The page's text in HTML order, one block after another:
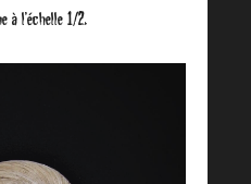
à l’échelle 1/2.